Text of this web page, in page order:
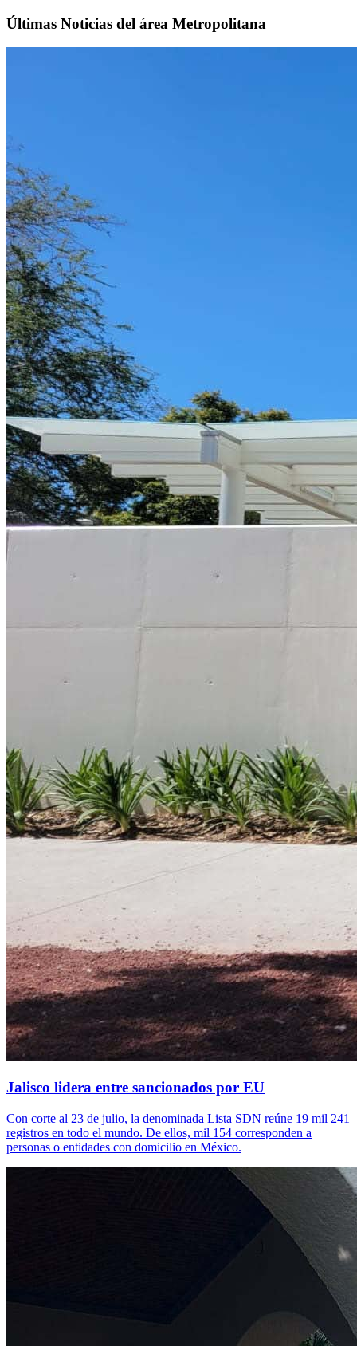
Últimas Noticias del área Metropolitana
Jalisco lidera entre sancionados por EU
Con corte al 23 de julio, la denominada Lista SDN reúne 19 mil 241
registros en todo el mundo. De ellos, mil 154 corresponden a
personas o entidades con domicilio en México.